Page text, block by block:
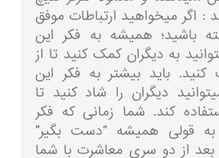
: اگر میخواهید ارتباطات موفق
باشید؛ همیشه به فکر این
به دیگران کمک کنید تا از
کنید. باید بیشتر به فکر این
دیگران را شاد کنید تا
کند. شما زمانی که فکر
قولی همیشه “دست بگیر”
بعد از دو سری معاشرت با شما